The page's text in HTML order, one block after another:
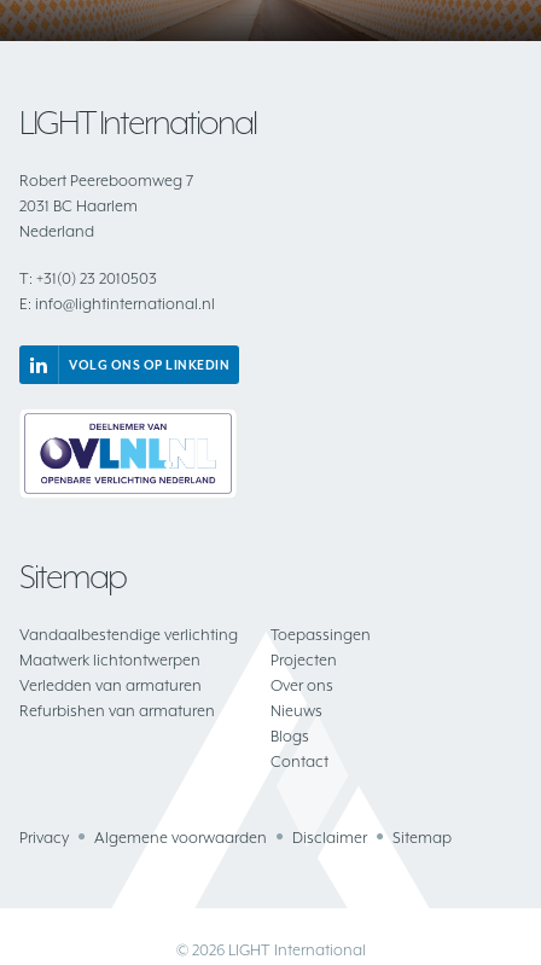
LIGHT International
Robert Peereboomweg 7
2031 BC Haarlem
Nederland
T: +31(0) 23 2010503
E: info@lightinternational.nl
VOLG ONS OP LINKEDIN
Sitemap
Vandaalbestendige verlichting
Maatwerk lichtontwerpen
Verledden van armaturen
Refurbishen van armaturen
Toepassingen
Projecten
Over ons
Nieuws
Blogs
Contact
Privacy Algemene voorwaarden Disclaimer Sitemap
© 2026 LIGHT International